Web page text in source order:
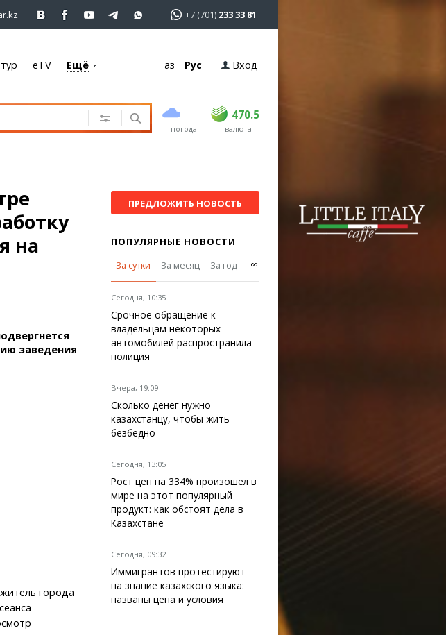
+7 (701) 233 33 81
eTV Ещё Қаз Рус Вход
погода
470.5
USD 468.5 470.5
EUR валюта
на
заведения
города
ПРЕДЛОЖИТЬ НОВОСТЬ
ПОПУЛЯРНЫЕ НОВОСТИ
За сутки
За месяц За год ∞
Сегодня, 10:35
Срочное обращение к
владельцам некоторых
автомобилей распространила
полиция
Вчера, 19:09
Сколько денег нужно
казахстанцу, чтобы жить
безбедно
Сегодня, 13:05
Рост цен на 334% произошел в
мире на этот популярный
продукт: как обстоят дела в
Казахстане
Сегодня, 09:32
Иммигрантов протестируют
на знание казахского языка:
названы цена и условия